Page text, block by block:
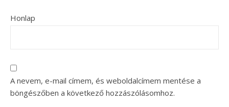
Honlap
A nevem, e-mail címem, és weboldalcímem mentése a
böngészőben a következő hozzászólásomhoz.